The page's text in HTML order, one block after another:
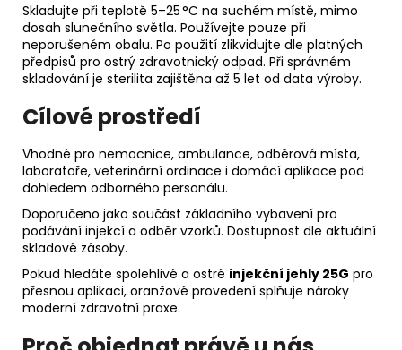
Skladujte při teplotě 5–25 °C na suchém místě, mimo
dosah slunečního světla. Používejte pouze při
neporušeném obalu. Po použití zlikvidujte dle platných
předpisů pro ostrý zdravotnický odpad. Při správném
skladování je sterilita zajištěna až 5 let od data výroby.
Cílové prostředí
Vhodné pro nemocnice, ambulance, odběrová místa,
laboratoře, veterinární ordinace i domácí aplikace pod
dohledem odborného personálu.
Doporučeno jako součást základního vybavení pro
podávání injekcí a odběr vzorků. Dostupnost dle aktuální
skladové zásoby.
Pokud hledáte spolehlivé a ostré injekční jehly 25G pro
přesnou aplikaci, oranžové provedení splňuje nároky
moderní zdravotní praxe.